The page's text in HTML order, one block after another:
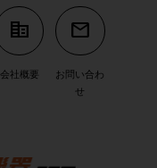
corporate_fare
会社概要
mail
お問い合わ
せ